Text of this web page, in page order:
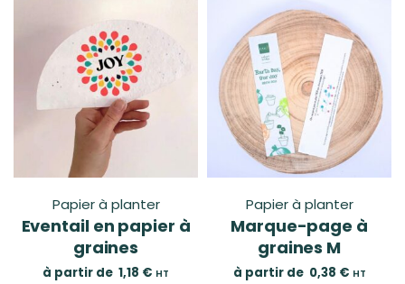
Papier à planter
Eventail en papier à
graines
à partir de 1,18 € HT
Papier à planter
Marque-page à
graines M
à partir de 0,38 € HT